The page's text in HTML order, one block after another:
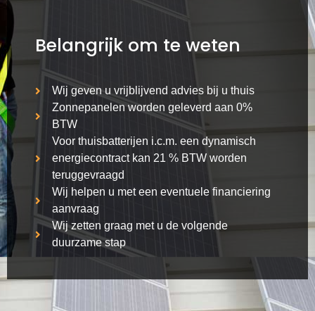
Belangrijk om te weten
Wij geven u vrijblijvend advies bij u thuis
Zonnepanelen worden geleverd aan 0%
BTW
Voor thuisbatterijen i.c.m. een dynamisch
energiecontract kan 21 % BTW worden
teruggevraagd
Wij helpen u met een eventuele financiering
aanvraag
Wij zetten graag met u de volgende
duurzame stap